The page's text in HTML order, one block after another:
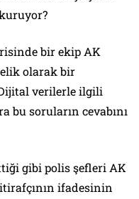
bir ekip AK
olarak bir
verilerle ilgili
bu soruların cevabını
gibi polis şefleri AK
ifadesinin